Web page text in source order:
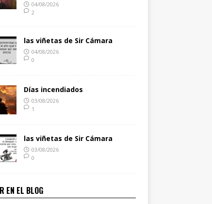
04/08/2026
2
las viñetas de Sir Cámara
04/08/2026
0
Días incendiados
03/08/2026
1
las viñetas de Sir Cámara
03/08/2026
0
EN EL BLOG